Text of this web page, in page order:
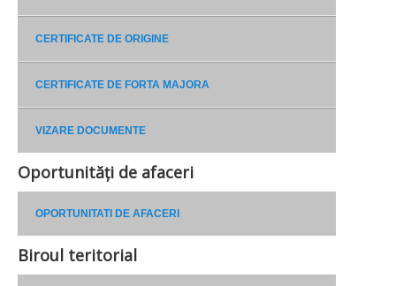
CERTIFICATE DE ORIGINE
CERTIFICATE DE FORTA MAJORA
VIZARE DOCUMENTE
Oportunități de afaceri
OPORTUNITATI DE AFACERI
Biroul teritorial